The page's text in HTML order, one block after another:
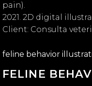
feline behavior
FELINE
pain).
2021. 2D digital
Client: Consulta